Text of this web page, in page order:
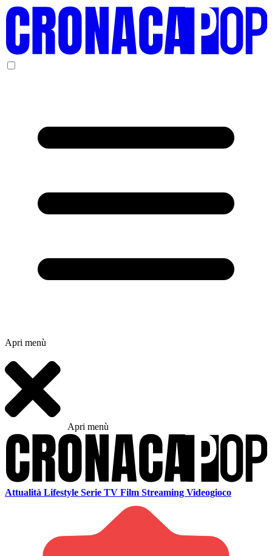
Apri menù
Apri menù
Attualità Lifestyle Serie TV Film Streaming Videogioco